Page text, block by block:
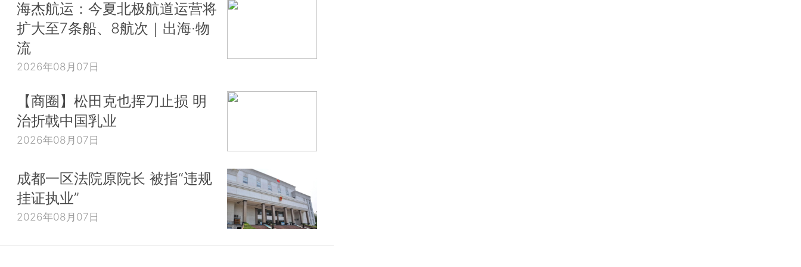
海杰航运：今夏北极航道运营将
扩大至7条船、8航次｜出海·物
流
2026年08月07日
【商圈】松田克也挥刀止损 明
治折戟中国乳业
2026年08月07日
成都一区法院原院长 被指“违规
挂证执业”
2026年08月07日